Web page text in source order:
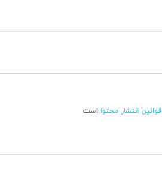
قوانین انتشار محتوا است